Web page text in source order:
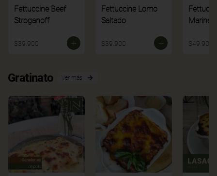
Fettuccine Beef
Stroganoff
$39.900
Fettuccine Lomo
Saltado
$39.900
Marinera
$49.900
Gratinato Ver más